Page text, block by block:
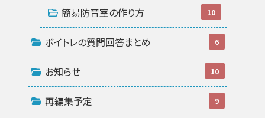
簡易防音室の作り方 10
ボイトレの質問回答まとめ 6
お知らせ 10
再編集予定 9